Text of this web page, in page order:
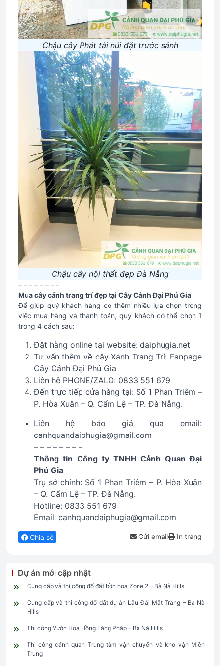
Chậu cây Phát tài núi đặt trước sảnh
Chậu cây nội thất đẹp Đà Nẵng
– – – – – – – –
Mua cây cảnh trang trí đẹp tại Cây Cảnh Đại Phú Gia
Để giúp quý khách hàng có thêm nhiều lựa chọn trong
việc mua hàng và thanh toán, quý khách có thể chọn 1
trong 4 cách sau:
Đặt hàng online tại website: daiphugia.net
Tư vấn thêm về cây Xanh Trang Trí: Fanpage
Cây Cảnh Đại Phú Gia
Liên hệ PHONE/ZALO: 0833 551 679
Đến trực tiếp cửa hàng tại: Số 1 Phan Triêm –
P. Hòa Xuân – Q. Cẩm Lệ – TP. Đà Nẵng.
Liên hệ báo giá qua email:
canhquandaiphugia@gmail.com
– – – – – – – –
Thông tin Công ty TNHH Cảnh Quan Đại
Phú Gia
Trụ sở chính: Số 1 Phan Triêm – P. Hòa Xuân
– Q. Cẩm Lệ – TP. Đà Nẵng.
Hotline: 0833 551 679
Email: canhquandaiphugia@gmail.com
Chia sẻ Gửi email In trang
Dự án mới cập nhật
Cung cấp và thi công đổ đất bồn hoa Zone 2 – Bà Nà Hills
Cung cấp và thi công đổ đất dự án Lâu Đài Mặt Trăng – Bà Nà
Hills
Thi công Vườn Hoa Hồng Làng Pháp – Bà Nà Hills
Thi công cảnh quan Trung tâm vận chuyển và kho vận Miền
Trung